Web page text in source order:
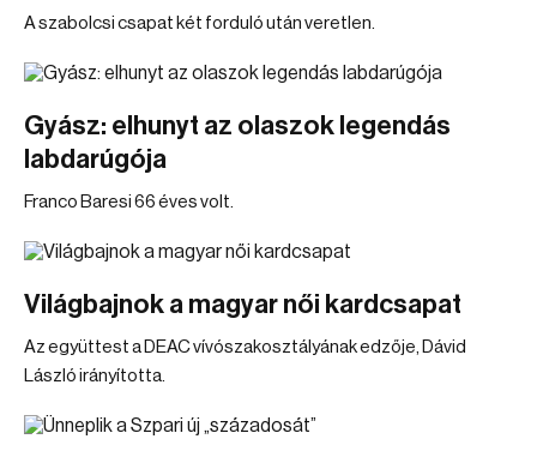
A szabolcsi csapat két forduló után veretlen.
Gyász: elhunyt az olaszok legendás
labdarúgója
Franco Baresi 66 éves volt.
Világbajnok a magyar női kardcsapat
Az együttest a DEAC vívószakosztályának edzője, Dávid
László irányította.